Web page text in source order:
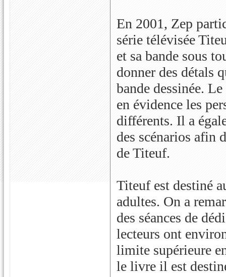
En 2001, Zep
série télévisée
et sa bande sous
donner des détals
bande dessinée.
en évidence les
différents. Il a
des scénarios afin
de Titeuf.
Titeuf est destiné
adultes. On a
des séances de
lecteurs ont
limite supérieure
le livre il est